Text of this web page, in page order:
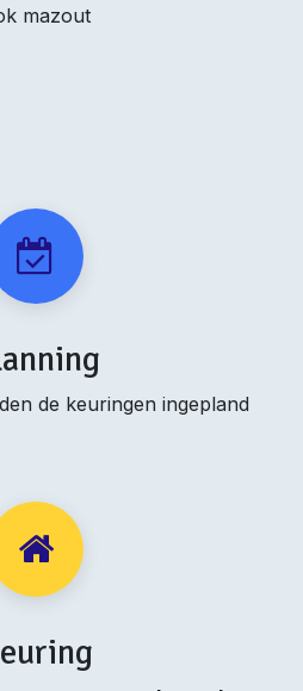
mazout
de keuringen ingepland